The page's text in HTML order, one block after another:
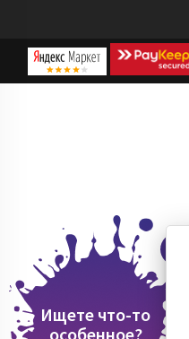
Ищете что-то
особенное?